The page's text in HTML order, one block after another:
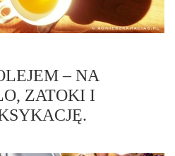
– NA
ZATOKI I